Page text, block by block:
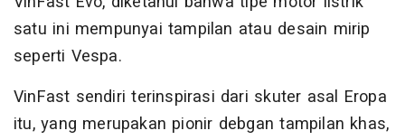
satu ini mempunyai tampilan atau desain mirip
seperti Vespa.
VinFast sendiri terinspirasi dari skuter asal Eropa
itu, yang merupakan pionir debgan tampilan khas,